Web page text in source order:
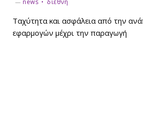
news
διεθνή
Ταχύτητα και ασφάλεια από την
εφαρμογών μέχρι την παραγωγή